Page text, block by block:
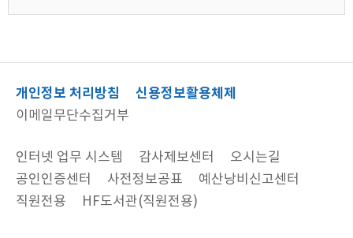
개인정보 처리방침 신용정보활용체제
이메일무단수집거부
인터넷 업무 시스템 감사제보센터
오시는길
공인인증센터
사전정보공표
예산낭비신고센터
직원전용
HF도서관(직원전용)